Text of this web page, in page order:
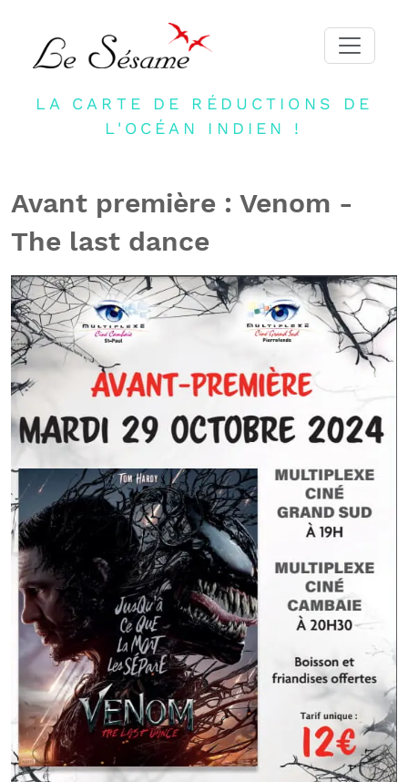
ACCUEIL
BLOG
NEWSLETTER
CONTACT
DEVENIR PARTENAIRE
CONNEXION
LA CARTE DE RÉDUCTIONS DE
L'OCÉAN INDIEN !
Avant première : Venom -
The last dance